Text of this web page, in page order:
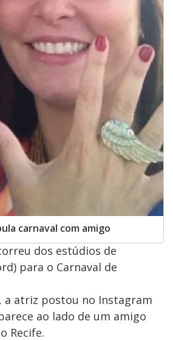
carnaval com amigo
dos estúdios de
para o Carnaval de
a atriz postou no Instagram
ao lado de um amigo
Recife.